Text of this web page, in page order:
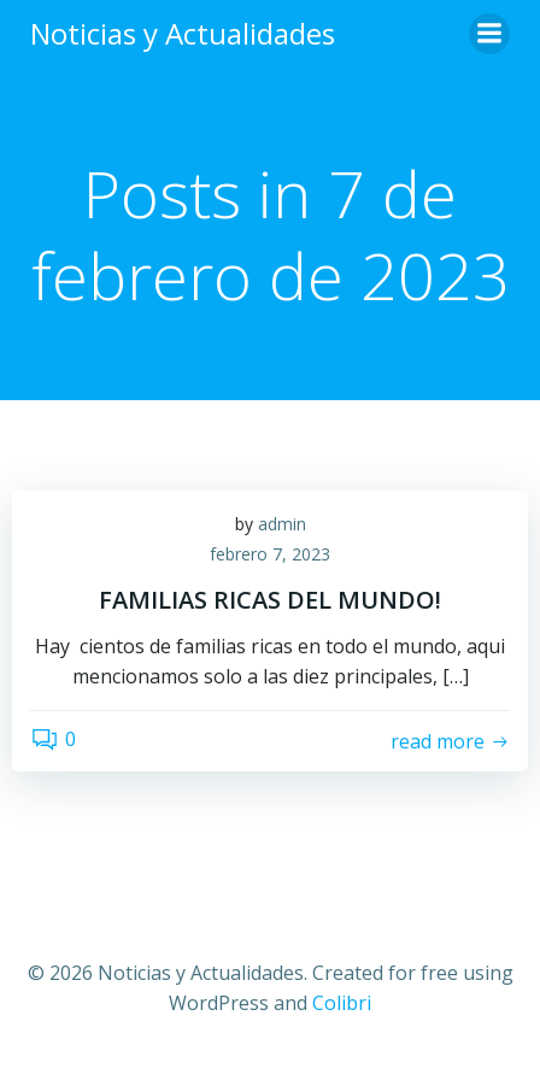
al
Noticias y Actualidades
Posts in 7 de
febrero de 2023
by admin
febrero 7, 2023
FAMILIAS RICAS DEL MUNDO!
Hay cientos de familias ricas en todo el mundo, aqui
mencionamos solo a las diez principales, […]
0 read more
© 2026 Noticias y Actualidades. Created for free using
WordPress and Colibri